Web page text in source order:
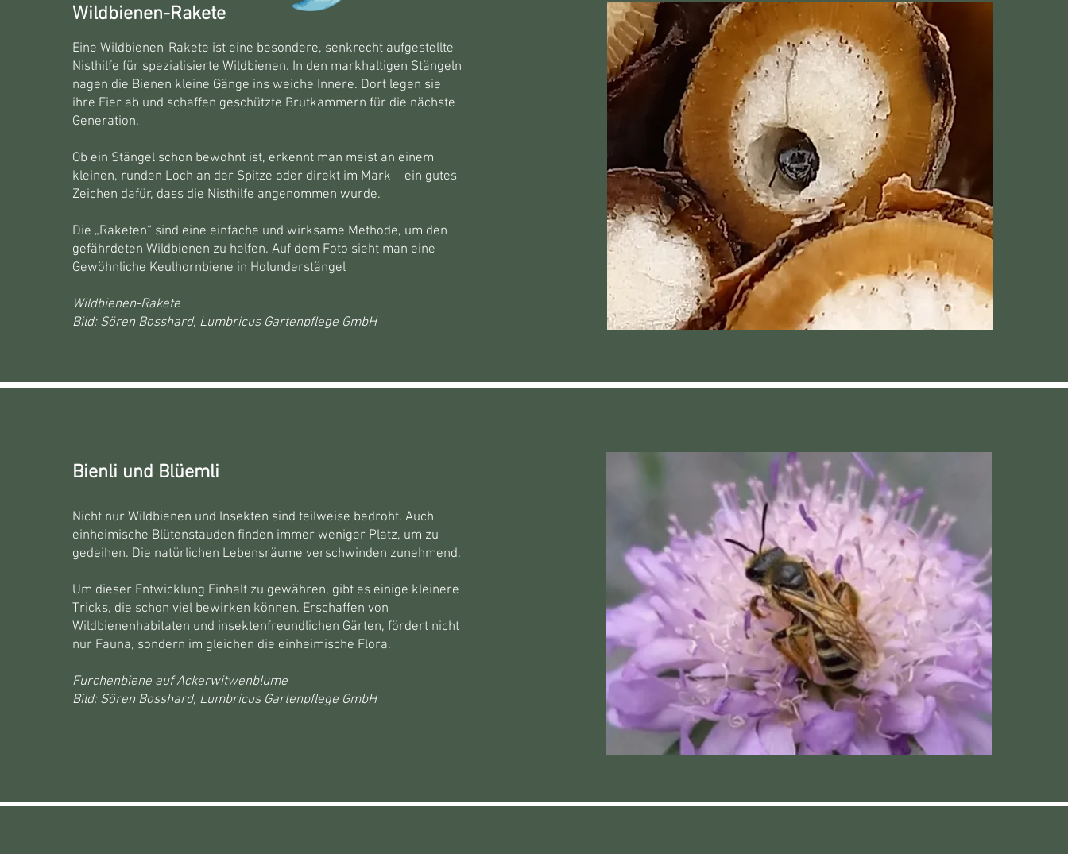
Wildbienen-Rakete
Eine Wildbienen-Rakete ist eine besondere, senkrecht aufgestellte
Nisthilfe für spezialisierte Wildbienen. In den markhaltigen Stängeln
nagen die Bienen kleine Gänge ins weiche Innere. Dort legen sie
ihre Eier ab und schaffen geschützte Brutkammern für die nächste
Generation.
Ob ein Stängel schon bewohnt ist, erkennt man meist an einem
kleinen, runden Loch an der Spitze oder direkt im Mark – ein gutes
Zeichen dafür, dass die Nisthilfe angenommen wurde.
Die „Raketen“ sind eine einfache und wirksame Methode, um den
gefährdeten Wildbienen zu helfen. Auf dem Foto sieht man eine
Gewöhnliche Keulhornbiene in Holunderstängel
Wildbienen-Rakete
Bild: Sören Bosshard, Lumbricus Gartenpflege GmbH
Bienli und Blüemli
Nicht nur Wildbienen und Insekten sind teilweise bedroht. Auch
einheimische Blütenstauden finden immer weniger Platz, um zu
gedeihen. Die natürlichen Lebensräume verschwinden zunehmend.
Um dieser Entwicklung Einhalt zu gewähren, gibt es einige kleinere
Tricks, die schon viel bewirken können. Erschaffen von
Wildbienenhabitaten und insektenfreundlichen Gärten, fördert nicht
nur Fauna, sondern im gleichen die einheimische Flora.
Furchenbiene auf Ackerwitwenblume
Bild: Sören Bosshard, Lumbricus Gartenpflege GmbH